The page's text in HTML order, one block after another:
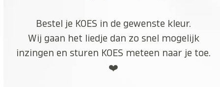
Bestel je KOES in de gewenste kleur.
Wij gaan het liedje dan zo snel mogelijk
inzingen en sturen KOES meteen naar je toe.
❤️